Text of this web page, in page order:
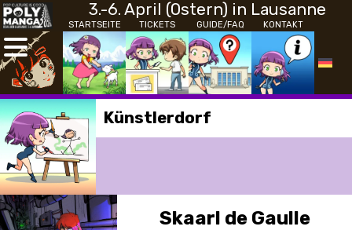
3.-6. April (Ostern) in Lausanne
STARTSEITE TICKETS GUIDE/FAQ KONTAKT
Künstlerdorf
Skaarl de Gaulle